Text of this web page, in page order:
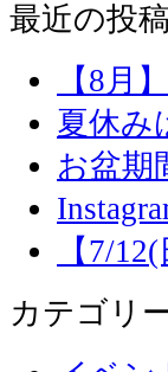
最近の投稿
【8月
夏休み
お盆期
【7/
カテゴリ